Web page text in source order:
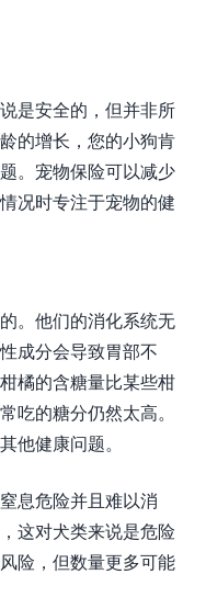
是安全的，但并非所
的增长，您的小狗肯
。宠物保险可以减少
况时专注于宠物的健
。他们的消化系统无
成分会导致胃部不
橘的含糖量比某些柑
吃的糖分仍然太高。
他健康问题。
息危险并且难以消
这对犬类来说是危险
险，但数量更多可能